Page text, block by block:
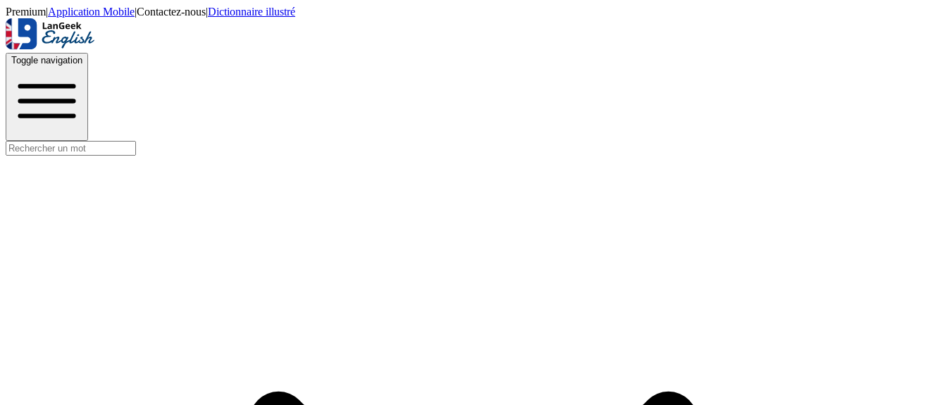
Premium|Application Mobile|Contactez-nous|Dictionnaire illustré
Toggle navigation